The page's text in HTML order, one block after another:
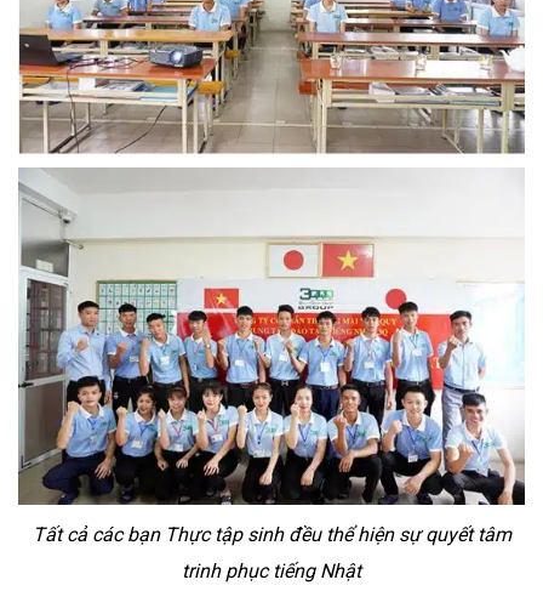
Tất cả các bạn Thực tập sinh đều thể hiện sự quyết tâm
trinh phục tiếng Nhật